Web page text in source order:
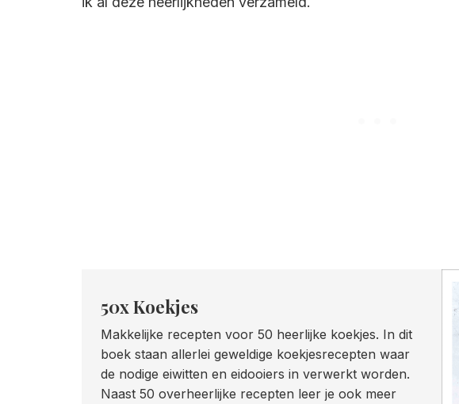
50x Koekjes
Makkelijke recepten voor 50 heerlijke koekjes. In dit
boek staan allerlei geweldige koekjesrecepten waar
de nodige eiwitten en eidooiers in verwerkt worden.
Naast 50 overheerlijke recepten leer je ook meer